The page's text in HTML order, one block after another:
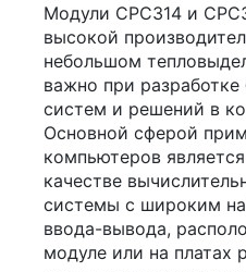
Модули CPC314 и
высокой
небольшом
важно при разработке
систем и решений в
Основной сферой
компьютеров
качестве
системы с широким
ввода-вывода,
модуле или на платах